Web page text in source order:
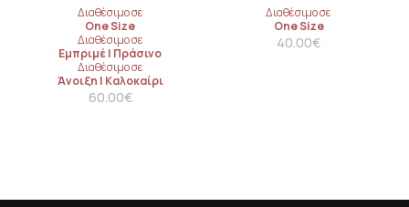
Διαθέσιμο σε
One Size
Διαθέσιμο σε
Εμπριμέ| Πράσινο
Διαθέσιμο σε
Άνοιξη | Καλοκαίρι
60.00€
Διαθέσιμο σε
One Size
40.00€